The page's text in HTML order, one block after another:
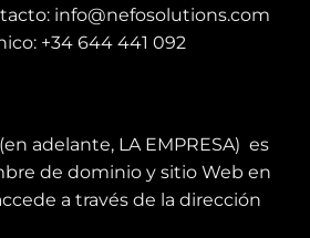
info@nefosolutions.com
+34 644 441 092
(en adelante, LA EMPRESA) es
de dominio y sitio Web en
a través de la dirección